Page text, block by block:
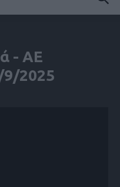
- ΑΕ
9/2025